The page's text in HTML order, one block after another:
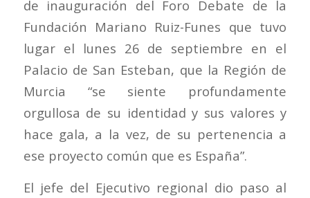
de inauguración del Foro Debate de la
Fundación Mariano Ruiz-Funes que tuvo
lugar el lunes 26 de septiembre en el
Palacio de San Esteban, que la Región de
Murcia “se siente profundamente
orgullosa de su identidad y sus valores y
hace gala, a la vez, de su pertenencia a
ese proyecto común que es España”.
El jefe del Ejecutivo regional dio paso al